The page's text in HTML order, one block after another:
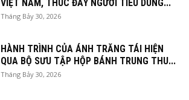
VIỆT NAM, THÚC ĐẨY NGƯỜI TIÊU DÙNG...
Tháng Bảy 30, 2026
HÀNH TRÌNH CỦA ÁNH TRĂNG TÁI HIỆN
QUA BỘ SƯU TẬP HỘP BÁNH TRUNG THU...
Tháng Bảy 30, 2026